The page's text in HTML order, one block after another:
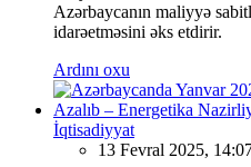
Azərbaycanın maliyyə
idarəetməsini əks etdirir.
Ardını oxu
İqtisadiyyat
13 Fevral 2025,